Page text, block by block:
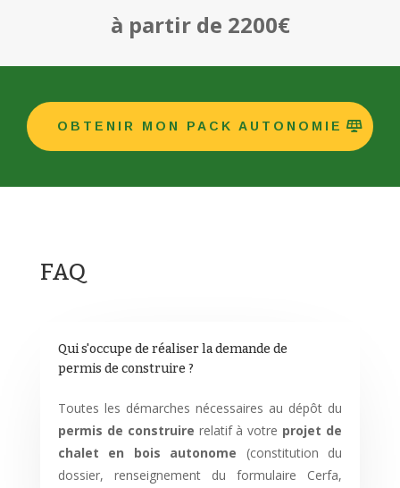
à partir de 2200€
OBTENIR MON PACK AUTONOMIE
FAQ
Qui s'occupe de réaliser la demande de
permis de construire ?
Toutes les démarches nécessaires au dépôt du
permis de construire relatif à votre projet de
chalet en bois autonome (constitution du
dossier, renseignement du formulaire Cerfa,